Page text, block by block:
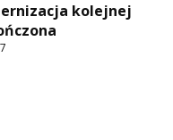
kolejnej